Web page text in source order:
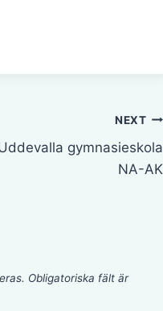
NEXT
gymnasieskola
NA-AK
Obligatoriska fält är